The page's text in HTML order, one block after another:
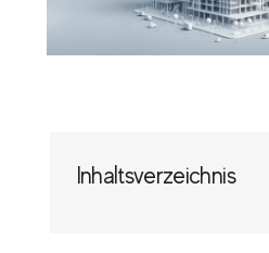
Inhaltsverzeichnis